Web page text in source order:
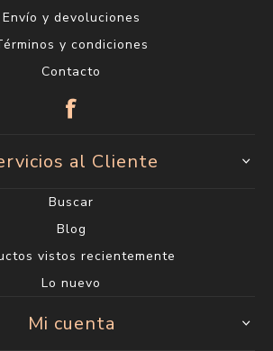
Envío y devoluciones
y condiciones
Contacto
al Cliente
Buscar
Blog
vistos recientemente
Lo nuevo
Mi cuenta